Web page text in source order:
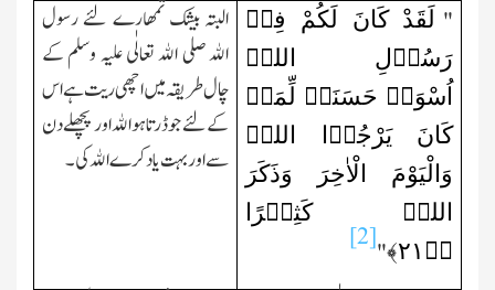
" لَقَدْ کَانَ لَکُمْ فِیۡ
رَسُوۡلِ اللہِ
اُسْوَۃٌ حَسَنَۃٌ لِّمَنۡ
کَانَ یَرْجُوۡا اللہَ
وَالْیَوْمَ الْاٰخِرَ وَذَکَرَ
اللہَ کَثِیۡرًا
﴿ؕ ۲۱﴾"
[2]
البتہ بیشك تمھارے لئے رسول
اﷲ صلی اﷲ تعالٰی علیہ وسلم کے
چال طریقہ میں ا چھی ریت ہے اس
کے لئے جو ڈرتاہو اﷲ اور پچھلے دن
سے اور بہت یاد کرے اﷲ کی۔